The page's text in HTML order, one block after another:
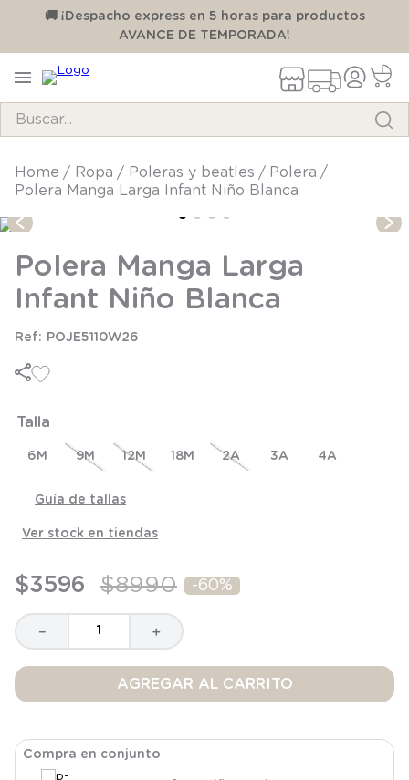
🚚 ¡Despacho express en 5 horas para productos
AVANCE DE TEMPORADA!
ropa poleras y beatles
polera
Polera Manga Larga Infant Niño Blanca
Polera Manga Larga
Infant Niño Blanca
POJE5110W26
Talla
6M 9M 12M 18M 2A 3A 4A
Guía de tallas
Ver stock en tiendas
$3596 $8990 -60%
＋
－
AGREGAR AL CARRITO
Compra en conjunto
TÉRMINOS MÁS BUSCADOS
3.
zapatillas
4.
body
5
manta
8.
9.
saco dormir